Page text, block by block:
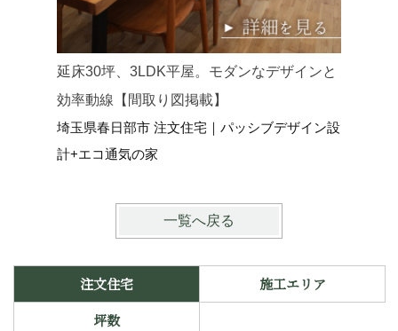
延床30坪、3LDK平屋。モダンなデザインと
効率動線【間取り図掲載】
埼玉県春日部市 注文住宅｜パッシブデザイン設
計+エコ通気の家
一覧へ戻る
注文住宅
施工エリア
坪数